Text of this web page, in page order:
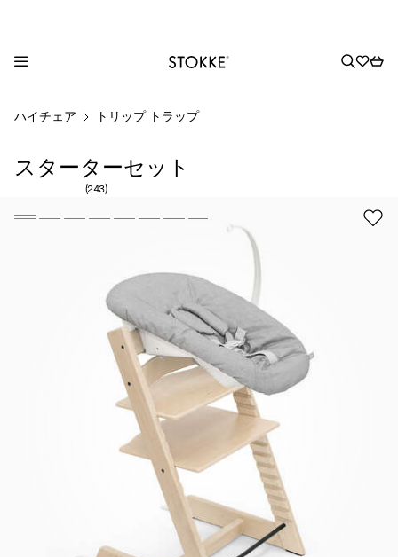
ハイチェア トリップ トラップ
スターターセット
レビュー数: 243
(243)